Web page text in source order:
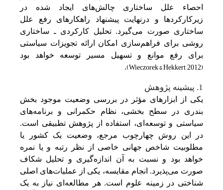
احصاء علل ساختاری چالش‌های ایجاد شده در
زیرکارکردها و درنهایت پیشنهاد راهکارهای رفع علل
ساختاری صورت می‌گیرد. تحلیل کارکردی ـ ساختاری
روشی برای فراهم‌سازی امکان ارائه تجویزات سیاستی
برای رفع موانع و تسهیل مسیر توسعه خواهد بود
(Wieczorek & Hekkert, 2012)
.
1. پیشینه‌ پژوهش‌
یکی‌ از ابزارهای مؤثر در بررسی‌ وضعیت‌ موجود بخش‌
بندری در سطح‌ بخشی‌، نظام حکمرانی‌ و برنامه‌های
سیاستی‌ و توسعه‌ای، استفاده از پژوهش‌ تطبیقی‌ است‌.
در این‌ روش چهارچوب مرجع‌، وضعیت‌ یک‌ کشور یا
مطلوبیت‌ شاخص‌ جهانی‌ خاصی‌ از نظر رتبه‌ و یا نمره
خواهد بود و نسبت‌ به‌ آن اندازه‌گیری و تحلیل شکاف
صورت می‌پذیرد. انجام مقایسه‌، یکی‌ از عملیات‌های اصلی‌
شناختی‌ در زمینه‌ علوم است‌. هر مطالعه‌ای نیاز به‌ یک‌